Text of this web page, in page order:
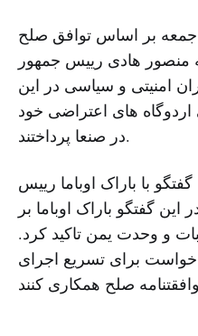
بر اساس توافق صلح
منصور هادی رییس جمهور
امنیتی و سیاسی در این
های اعتراضی خود
در صنعا پرداختند.
با باراک اوباما رییس
گفتگو باراک اوباما بر
و وحدت یمن تاکید کرد.
خواست برای تسریع اجرای